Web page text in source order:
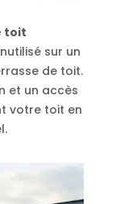
toit
sur un
de toit.
et un accès
votre toit en